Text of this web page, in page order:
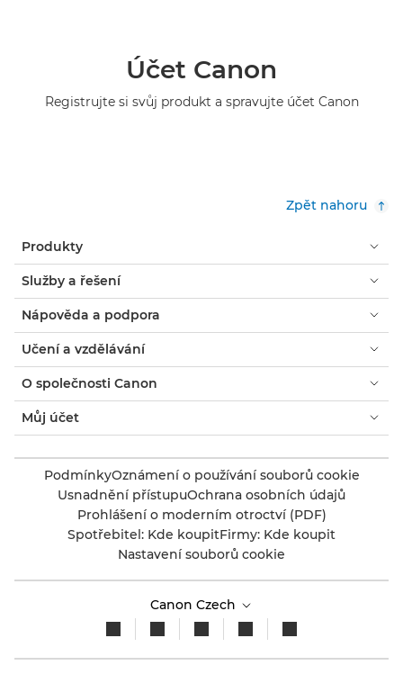
Účet Canon
Registrujte si svůj produkt a spravujte účet Canon
Zpět nahoru
Produkty
Služby a řešení
Nápověda a podpora
Učení a vzdělávání
O společnosti Canon
Můj účet
PodmínkyOznámení o používání souborů cookie
Usnadnění přístupuOchrana osobních údajů
Prohlášení o moderním otroctví (PDF)
Spotřebitel: Kde koupitFirmy: Kde koupit
Nastavení souborů cookie
Canon Czech